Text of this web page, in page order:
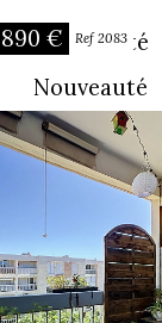
€ Ref 2083
Exclusivité
Nouveauté